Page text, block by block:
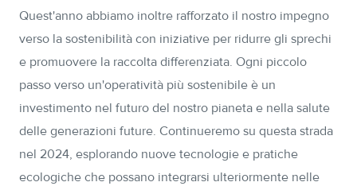
Quest'anno abbiamo inoltre rafforzato il nostro impegno
verso la sostenibilità con iniziative per ridurre gli sprechi
e promuovere la raccolta differenziata. Ogni piccolo
passo verso un'operatività più sostenibile è un
investimento nel futuro del nostro pianeta e nella salute
delle generazioni future. Continueremo su questa strada
nel 2024, esplorando nuove tecnologie e pratiche
ecologiche che possano integrarsi ulteriormente nelle